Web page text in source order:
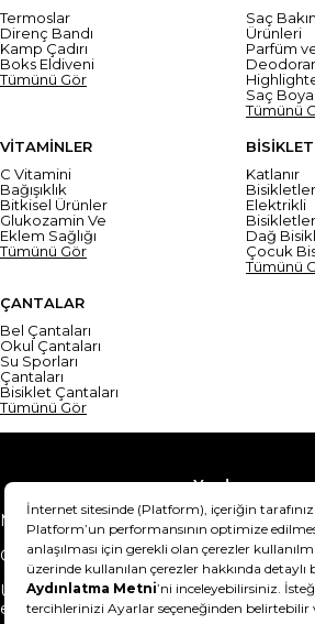
Termoslar
Direnç Bandı
Kamp Çadırı
Boks Eldiveni
Tümünü Gör
Saç
Ürünleri
Parfüm
Saç
Tümünü
VİTAMİNLER
C Vitamini
Bağışıklık
Bitkisel Ürünler
Glukozamin Ve
Eklem Sağlığı
Tümünü Gör
BİSİKLET
Katlanır
Bisikletler
Elektrikli
Bisikletler
Dağ
Çocuk
Tümünü
ÇANTALAR
Bel Çantaları
Okul Çantaları
Su Sporları
Çantaları
Bisiklet Çantaları
Tümünü Gör
Yardım
Mesafeli Satış Sözleşmesi
Teslimat
Gizlilik Sözleşmesi
Şartlar &
Ürünümü nasıl iade
edebilirim?